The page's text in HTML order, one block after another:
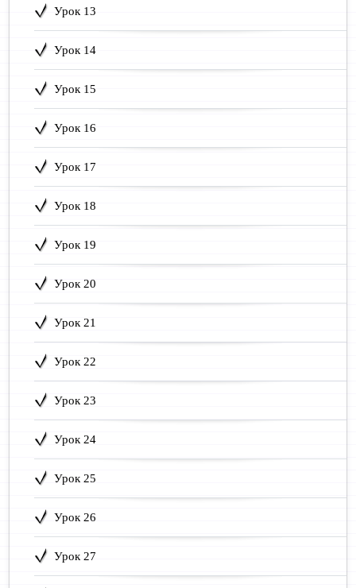
Урок 13
Урок 14
Урок 15
Урок 16
Урок 17
Урок 18
Урок 19
Урок 20
Урок 21
Урок 22
Урок 23
Урок 24
Урок 25
Урок 26
Урок 27